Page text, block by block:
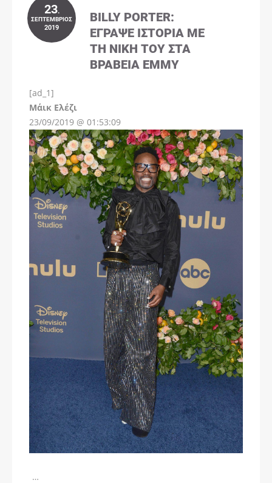
23.
ΣΕΠΤΈΜΒΡΙΟΣ
2019
BILLY PORTER:
ΈΓΡΑΨΕ ΙΣΤΟΡΊΑ ΜΕ
ΤΗ ΝΊΚΗ ΤΟΥ ΣΤΑ
ΒΡΑΒΕΊΑ EMMY
[ad_1]
Μάικ ΕλέζιInstagram
23/09/2019 @ 01:53:09
…